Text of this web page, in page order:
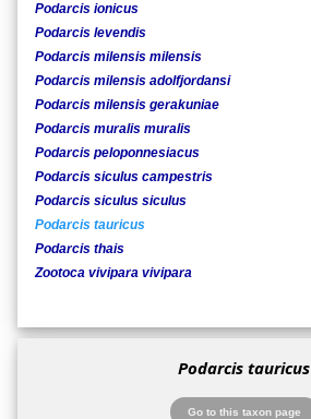
Podarcis ionicus
Podarcis levendis
Podarcis milensis milensis
Podarcis milensis adolfjordansi
Podarcis milensis gerakuniae
Podarcis muralis muralis
Podarcis peloponnesiacus
Podarcis siculus campestris
Podarcis siculus siculus
Podarcis tauricus
Podarcis thais
Zootoca vivipara vivipara
Podarcis tauricus
Go to this taxon page